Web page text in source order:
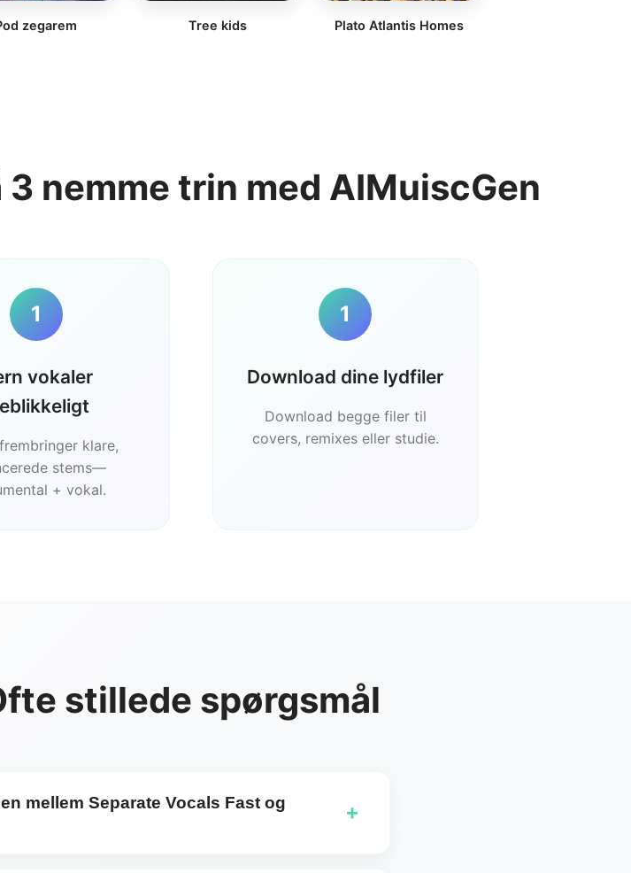
zegarem Tree kids Plato Atlantis Homes
nemme trin med AIMuiscGen
1
vokaler
klare,
stems—
+ vokal.
1
Download dine lydfiler
Download begge filer til
covers, remixes eller studie.
stillede spørgsmål
mellem Separate Vocals Fast og
+